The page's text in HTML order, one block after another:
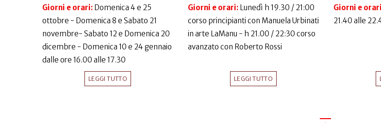
Giorni e orari: Domenica 4 e 25
ottobre - Domenica 8 e Sabato 21
novembre- Sabato 12 e Domenica 20
dicembre - Domenica 10 e 24 gennaio
dalle ore 16.00 alle 17.30
LEGGI TUTTO
Giorni e orari: Lunedì h 19.30 / 21:00
corso principianti con Manuela Urbinati
in arte LaManu - h 21.00 / 22:30 corso
avanzato con Roberto Rossi
LEGGI TUTTO
Giorni e
21.40 alle